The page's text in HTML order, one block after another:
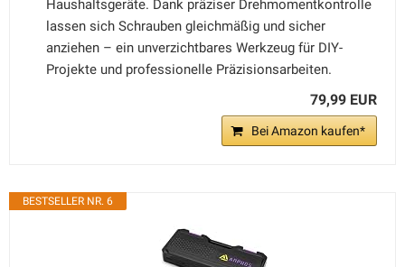
Haushaltsgeräte. Dank präziser Drehmomentkontrolle
lassen sich Schrauben gleichmäßig und sicher
anziehen – ein unverzichtbares Werkzeug für DIY-
Projekte und professionelle Präzisionsarbeiten.
79,99 EUR
Bei Amazon kaufen*
BESTSELLER NR. 6